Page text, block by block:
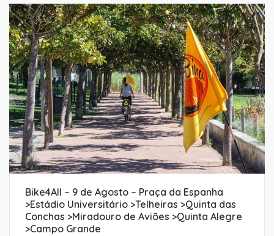
Bike4All – 9 de Agosto – Praça da Espanha
>Estádio Universitário >Telheiras >Quinta das
Conchas >Miradouro de Aviões >Quinta Alegre
>Campo Grande